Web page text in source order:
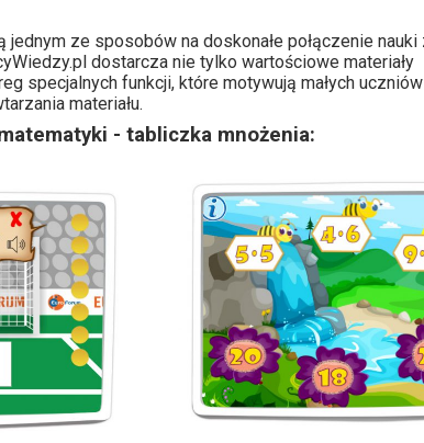
ze sposobów na doskonałe połączenie nauki
dostarcza nie tylko wartościowe materiały
specjalnych funkcji, które motywują małych uczniów
materiału.
- tabliczka mnożenia: